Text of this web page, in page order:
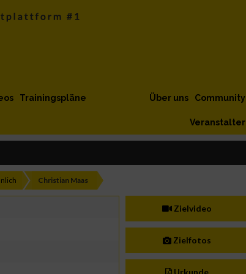
Trainingspläne Community
Über uns
Veranstalter
Christian Maas
Zielvideo
Zielfotos
Urkunde